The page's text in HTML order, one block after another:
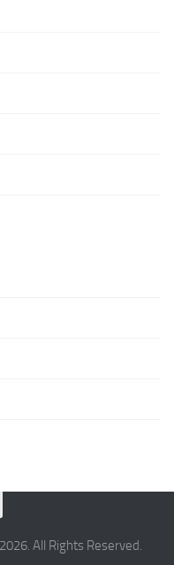
All Rights Reserved.